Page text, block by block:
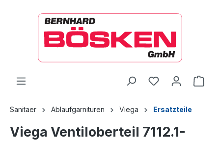
Sanitaer Ablaufgarnituren Viega Ersatzteile
Viega Ventiloberteil 7112.1-